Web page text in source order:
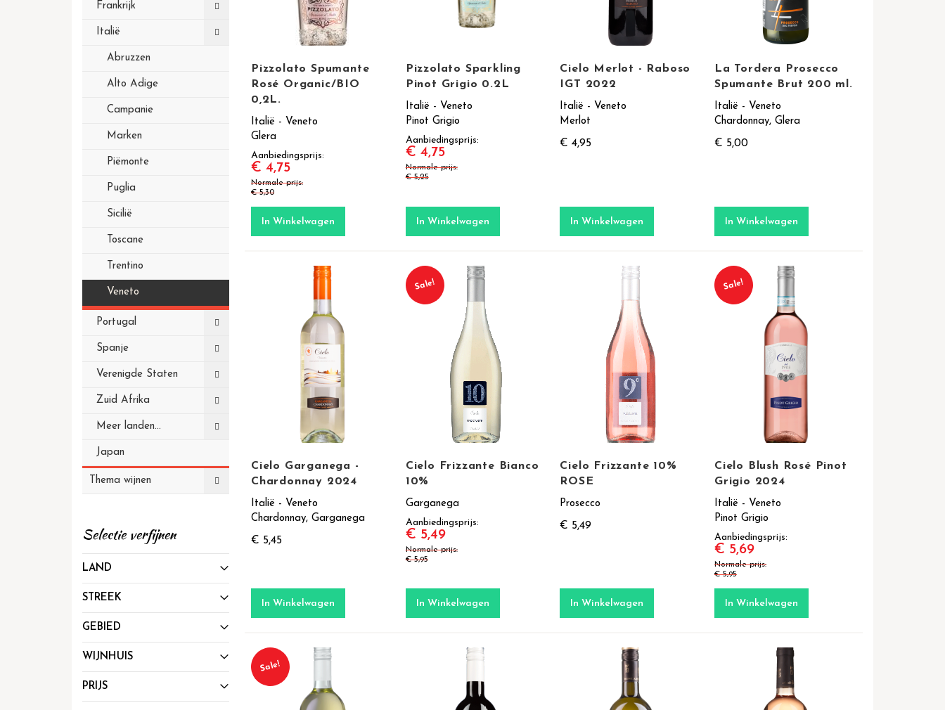
Pizzolato Spumante
Rosé Organic/BIO
0,2L.
Italië - Veneto
Glera
Aanbiedingsprijs
€ 4,75
Normale prijs
€ 5,30
In Winkelwagen
Pizzolato Sparkling
Pinot Grigio 0.2L
Italië - Veneto
Pinot Grigio
Aanbiedingsprijs
€ 4,75
Normale prijs
€ 5,25
In Winkelwagen
Cielo Merlot - Raboso
IGT 2022
Italië - Veneto
Merlot
€ 4,95
In Winkelwagen
La Tordera Prosecco
Spumante Brut 200 ml.
Italië - Veneto
Chardonnay, Glera
€ 5,00
In Winkelwagen
Cielo Garganega -
Chardonnay 2024
Italië - Veneto
Chardonnay, Garganega
€ 5,45
In Winkelwagen
Sale!
Cielo Frizzante Bianco
10%
Garganega
Aanbiedingsprijs
€ 5,49
Normale prijs
€ 5,95
In Winkelwagen
Cielo Frizzante 10%
ROSE
Prosecco
€ 5,49
In Winkelwagen
Sale!
Cielo Blush Rosé Pinot
Grigio 2024
Italië - Veneto
Pinot Grigio
Aanbiedingsprijs
€ 5,69
Normale prijs
€ 5,95
In Winkelwagen
Sale!
Frankrijk
Italië
Abruzzen
Alto Adige
Campanie
Marken
Piëmonte
Puglia
Sicilië
Toscane
Trentino
Veneto
Portugal
Spanje
Verenigde Staten
Zuid Afrika
Meer landen...
Japan
Thema wijnen
Selectie verfijnen
LAND
STREEK
GEBIED
WIJNHUIS
PRIJS